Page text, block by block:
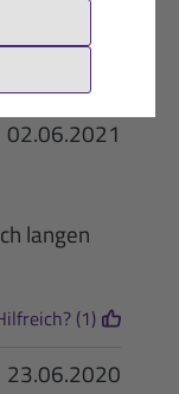
02.06.2021
langen
(1)
23.06.2020